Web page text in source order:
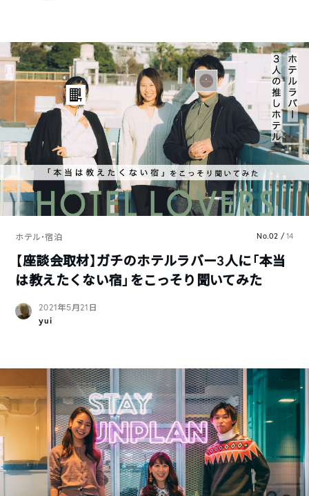
No.02 /14
ホテル・宿泊
【座談会取材】ガチのホテルラバー3人に「本当
は教えたくない宿」をこっそり聞いてみた
2021年5月21日
yui